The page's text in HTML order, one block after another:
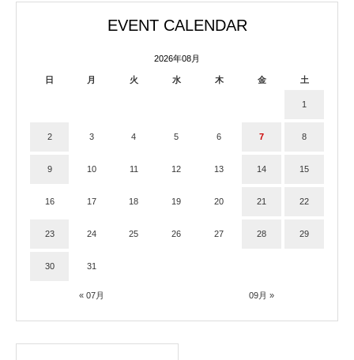
EVENT CALENDAR
2026年08月
日 月 火 水 木 金 土
« 07月 09月 »
1
2 3 4 5 6 7 8
9 10 11 12 13 14 15
16 17 18 19 20 21 22
23 24 25 26 27 28 29
30 31